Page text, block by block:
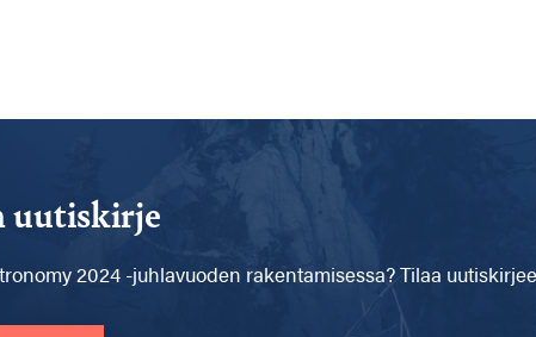
uutiskirje
2024 -juhlavuoden rakentamisessa? Tilaa